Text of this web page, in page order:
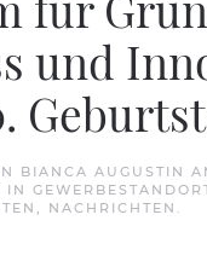
und
BIANCA AUGUSTIN
IN
, NACHRICHTEN .